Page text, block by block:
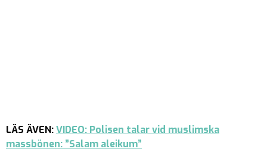
LÄS ÄVEN:VIDEO: Polisen talar vid muslimska
massbönen: ”Salam aleikum”